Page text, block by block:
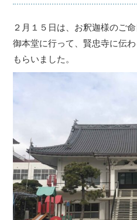
２月１５日は、お釈迦様のご命
御本堂に行って、賢忠寺に伝
もらいました。